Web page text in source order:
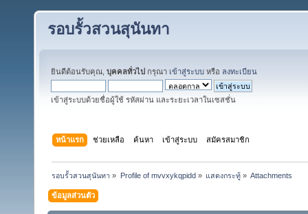
รอบรั้วสวนสุนันทา
ยินดีต้อนรับคุณ, บุคคลทั่วไป กรุณา เข้าสู่ระบบ หรือ ลงทะเบียน
เข้าสู่ระบบด้วยชื่อผู้ใช้ รหัสผ่าน และระยะเวลาในเซสชั่น
หน้าแรก ช่วยเหลือ ค้นหา เข้าสู่ระบบ สมัครสมาชิก
รอบรั้วสวนสุนันทา » Profile of mvvxykqpidd» แสดงกระทู้» Attachments
ข้อมูลส่วนตัว